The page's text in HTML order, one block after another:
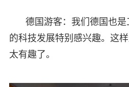
德国游客：我们德国也
的科技发展特别感兴趣。这
太有趣了。